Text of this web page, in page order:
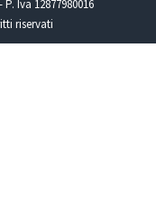
P. Iva 12877980016
riservati